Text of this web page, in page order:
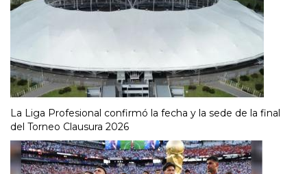
La Liga Profesional confirmó la fecha y la sede de la final
del Torneo Clausura 2026